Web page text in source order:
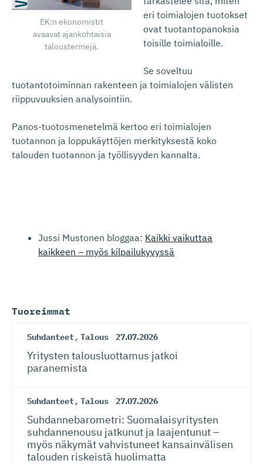
EK:n ekonomistit
avaavat ajankohtaisia
taloustermejä.
eri toimialojen tuotokset
ovat tuotantopanoksia
toisille toimialoille.
Se soveltuu
tuotantotoiminnan rakenteen ja toimialojen välisten
riippuvuuksien analysointiin.
Panos-tuotosmenetelmä kertoo eri toimialojen
tuotannon ja loppukäyttöjen merkityksestä koko
talouden tuotannon ja työllisyyden kannalta.
Jussi Mustonen bloggaa: Kaikki vaikuttaa
kaikkeen – myös kilpailukyvyssä
Tuoreimmat
Suhdanteet, Talous 27.07.2026
Yritysten talousluottamus jatkoi
paranemista
Suhdanteet, Talous 27.07.2026
Suhdanneba­ro­metri: Suomalaisy­ri­tysten
suhdannenousu jatkunut ja laajentunut –
myös näkymät vahvistuneet kansainvälisen
talouden riskeistä huolimatta